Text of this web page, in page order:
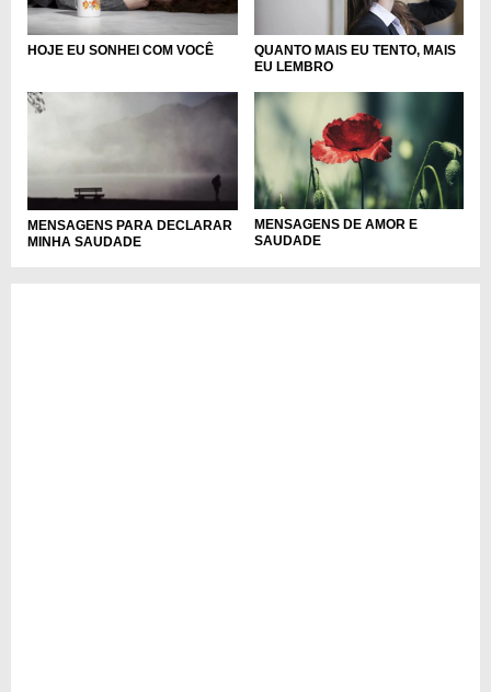
HOJE EU SONHEI COM VOCÊ
QUANTO MAIS EU TENTO, MAIS
EU LEMBRO
MENSAGENS PARA DECLARAR
MINHA SAUDADE
MENSAGENS DE AMOR E
SAUDADE